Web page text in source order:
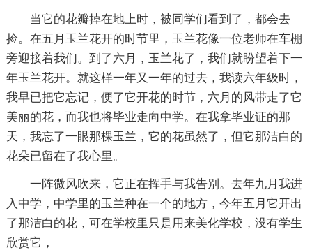
当它的花瓣掉在地上时，被同学们看到了，都会去
捡。在五月玉兰花开的时节里，玉兰花像一位老师在车棚
旁迎接着我们。到了六月，玉兰花了，我们就盼望着下一
年玉兰花开。就这样一年又一年的过去，我读六年级时，
我早已把它忘记，便了它开花的时节，六月的风带走了它
美丽的花，而我也将毕业走向中学。在我拿毕业证的那
天，我忘了一眼那棵玉兰，它的花虽然了，但它那洁白的
花朵已留在了我心里。
一阵微风吹来，它正在挥手与我告别。去年九月我进
入中学，中学里的玉兰种在一个的地方，今年五月它开出
了那洁白的花，可在学校里只是用来美化学校，没有学生
欣赏它，